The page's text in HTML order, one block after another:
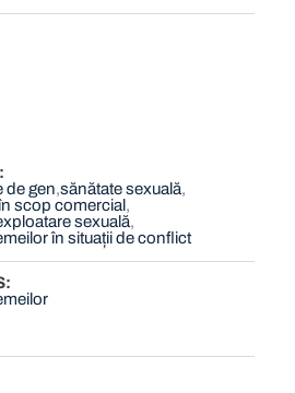
de gen sănătate sexuală
scop comercial
sexuală
în situații de conflict